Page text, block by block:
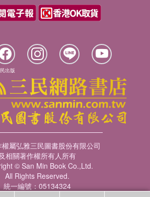
出版
屬弘雅三民圖書股份有限公司
相關著作權所有人所有
© San Min Book Co.,Ltd.
All Rights Reserved.
統一編號：05134324